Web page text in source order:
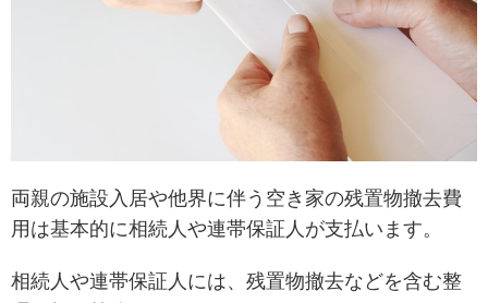
両親の施設入居や他界に伴う空き家の残置物撤去費
用は基本的に相続人や連帯保証人が支払います。
相続人や連帯保証人には、残置物撤去などを含む整